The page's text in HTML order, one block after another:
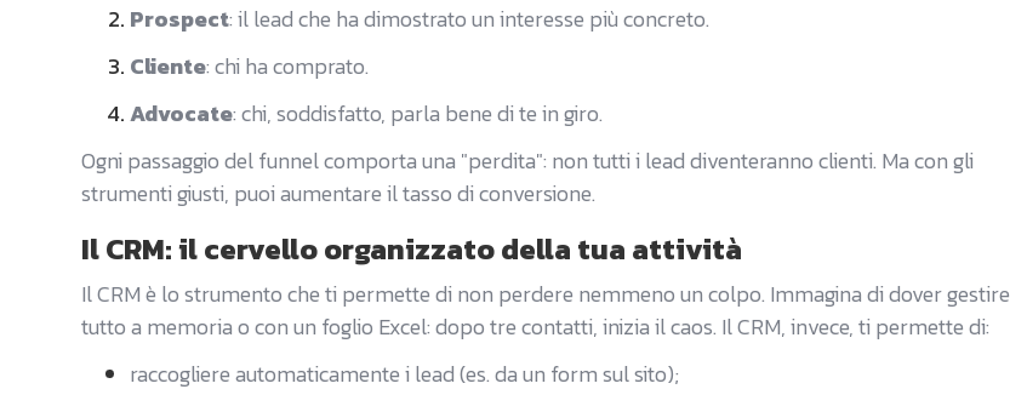
Prospect: il lead che ha dimostrato un interesse più concreto.
Cliente: chi ha comprato.
Advocate: chi, soddisfatto, parla bene di te in giro.
Ogni passaggio del funnel comporta una "perdita": non tutti i lead diventeranno clienti. Ma con gli
strumenti giusti, puoi aumentare il tasso di conversione.
Il CRM: il cervello organizzato della tua attività
Il CRM è lo strumento che ti permette di non perdere nemmeno un colpo. Immagina di dover gestire
tutto a memoria o con un foglio Excel: dopo tre contatti, inizia il caos. Il CRM, invece, ti permette di:
raccogliere automaticamente i lead (es. da un form sul sito);